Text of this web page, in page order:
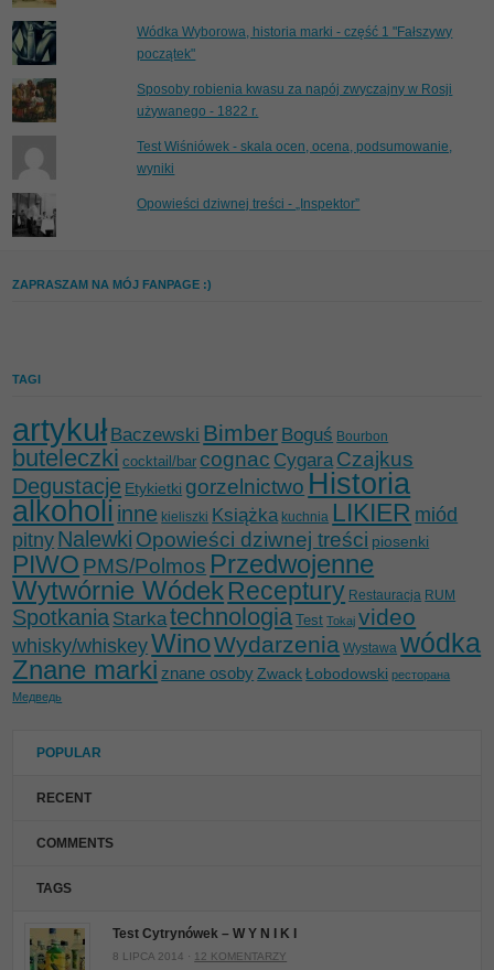
Wódka Wyborowa, historia marki - część 1 "Fałszywy
początek"
Sposoby robienia kwasu za napój zwyczajny w Rosji
używanego - 1822 r.
Test Wiśniówek - skala ocen, ocena, podsumowanie,
wyniki
Opowieści dziwnej treści - „Inspektor”
ZAPRASZAM NA MÓJ FANPAGE :)
TAGI
artykułBaczewski Bimber Boguś Bourbon
buteleczki cocktail/bar cognac CygaraCzajkus
Degustacje Etykietki gorzelnictwo Historia
alkoholi inne kieliszki Książka kuchnia LIKIER miód
pitny Nalewki Opowieści dziwnej treści piosenki
PIWO PMS/Polmos Przedwojenne
Wytwórnie WódekReceptury Restauracja RUM
Spotkania Starkatechnologia Test Tokaj video
whisky/whiskeyWinoWydarzenia Wystawa wódka
Znane marki znane osoby Zwack Łobodowski ресторана
Медведь
POPULAR
RECENT
COMMENTS
TAGS
Test Cytrynówek – W Y N I K I
8 LIPCA 2014 · 12 KOMENTARZY